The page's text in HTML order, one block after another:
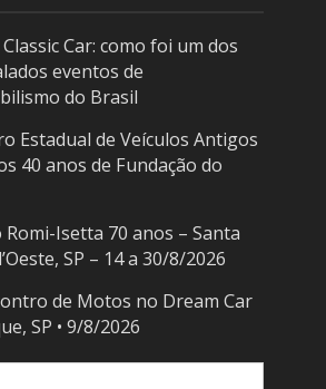
Classic Car: como foi um dos
eventos de
do Brasil
Estadual de Veículos Antigos
40 anos de Fundação do
Romi-Isetta 70 anos – Santa
SP – 14 a 30/8/2026
de Motos no Dream Car
SP • 9/8/2026